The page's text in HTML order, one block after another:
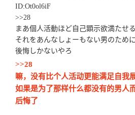
ID:Ot0ol6iF
>>28
まあ個人活動ほど自己顕示欲満たせ
それをあんなしょーもない男のため
後悔しかないやろ
>>28
嘛，没有比个人活动更能满足自我
如果是为了那样什么都没有的男人
后悔了